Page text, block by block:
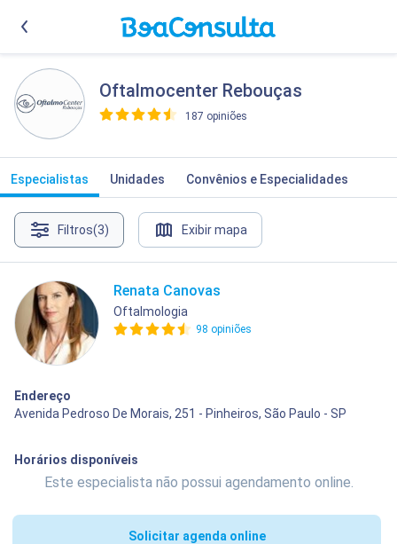
Oftalmocenter Rebouças
187 opiniões
Especialistas Unidades Convênios e Especialidades
Filtros(3) Exibir mapa
Renata Canovas
Oftalmologia
98 opiniões
Endereço
Avenida Pedroso De Morais, 251 - Pinheiros, São Paulo - SP
Horários disponíveis
Este especialista não possui agendamento online.
Solicitar agenda online